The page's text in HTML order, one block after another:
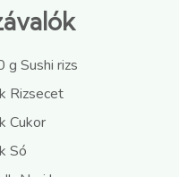
g Sushi rizs
Rizsecet
Cukor
Só